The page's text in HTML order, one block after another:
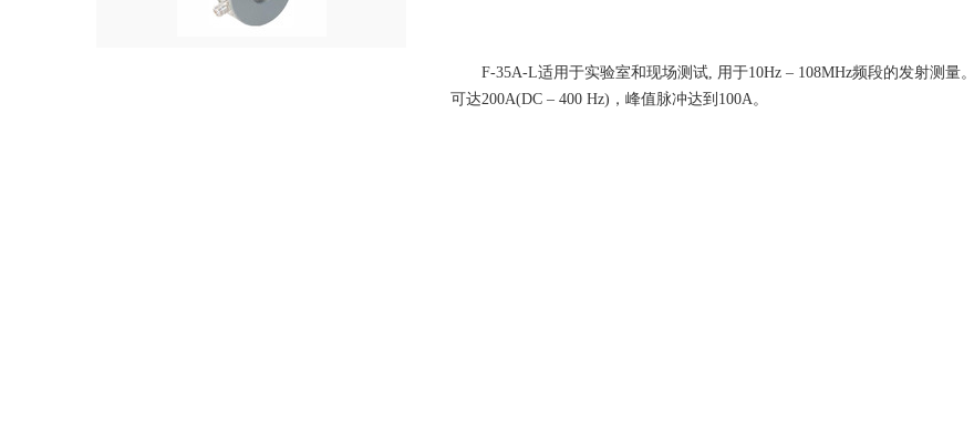
F-35A-L适用于实验室和现场测试, 用于10Hz – 108MHz频段的发射测量
可达200A(DC – 400 Hz)，峰值脉冲达到100A。